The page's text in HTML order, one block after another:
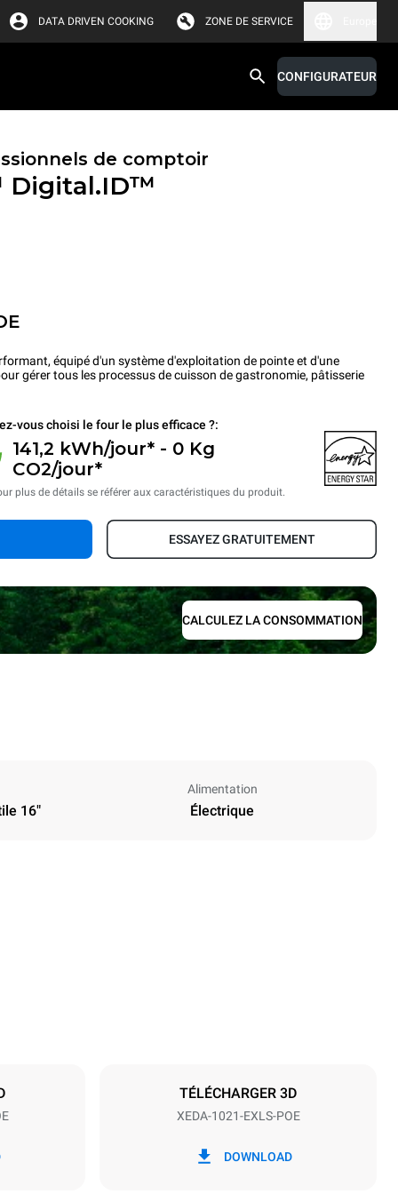
DATA DRIVEN COOKING ZONE DE SERVICE
CONFIGURATEUR
de comptoir
Digital.ID™
équipé d'un système d'exploitation de pointe et d'une
gérer tous les processus de cuisson de gastronomie, pâtisserie
vous choisi le four le plus efficace ?:
141,2 kWh/jour* - 0 Kg
CO2/jour*
plus de détails se référer aux caractéristiques du produit.
ESSAYEZ GRATUITEMENT
CALCULEZ LA CONSOMMATION
16"
Alimentation
Électrique
TÉLÉCHARGER 3D
XEDA-1021-EXLS-POE
DOWNLOAD